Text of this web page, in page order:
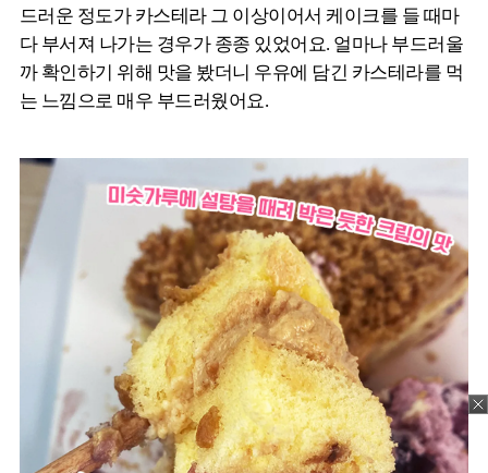
드러운 정도가 카스테라 그 이상이어서 케이크를 들 때마
다 부서져 나가는 경우가 종종 있었어요. 얼마나 부드러울
까 확인하기 위해 맛을 봤더니 우유에 담긴 카스테라를 먹
는 느낌으로 매우 부드러웠어요.